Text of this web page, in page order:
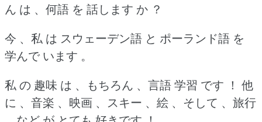
ん は 、何語 を 話します か ？
今 、私 は スウェーデン語 と ポーランド語 を
学んで います 。
私 の 趣味 は 、もちろん 、言語 学習 です ！ 他
に 、音楽 、映画 、スキー 、絵 、そして 、旅行